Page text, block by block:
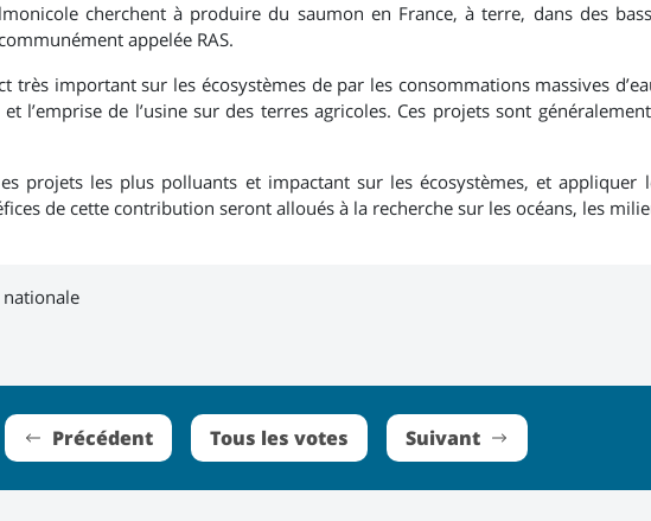
cherchent à produire du saumon en France, à terre, dans des
appelée RAS.
important sur les écosystèmes de par les consommations massives
l’emprise de l’usine sur des terres agricoles. Ces projets sont
projets les plus polluants et impactant sur les écosystèmes, et appliquer
de cette contribution seront alloués à la recherche sur les océans, les
Précédent Tous les votes Suivant